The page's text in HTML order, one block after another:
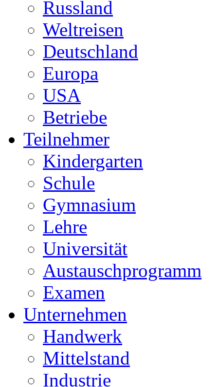
Russland
Weltreisen
Deutschland
Europa
USA
Betriebe
Teilnehmer
Kindergarten
Schule
Gymnasium
Lehre
Universität
Austauschprogramm
Examen
Unternehmen
Handwerk
Mittelstand
Industrie